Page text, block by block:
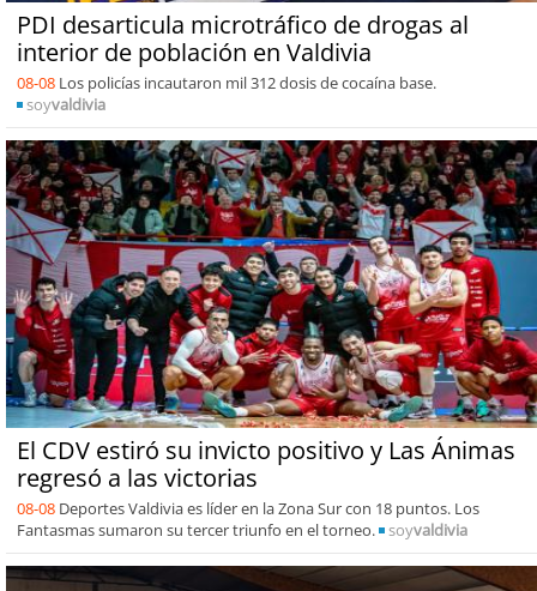
PDI desarticula microtráfico de drogas al
interior de población en Valdivia
08-08 Los policías incautaron mil 312 dosis de cocaína base.
soyvaldivia
El CDV estiró su invicto positivo y Las Ánimas
regresó a las victorias
08-08 Deportes Valdivia es líder en la Zona Sur con 18 puntos. Los
Fantasmas sumaron su tercer triunfo en el torneo.
soyvaldivia